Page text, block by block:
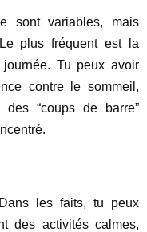
sont variables, mais
plus fréquent est la
Tu peux avoir
contre le sommeil,
des “coups de barre”
les faits, tu peux
des activités calmes,